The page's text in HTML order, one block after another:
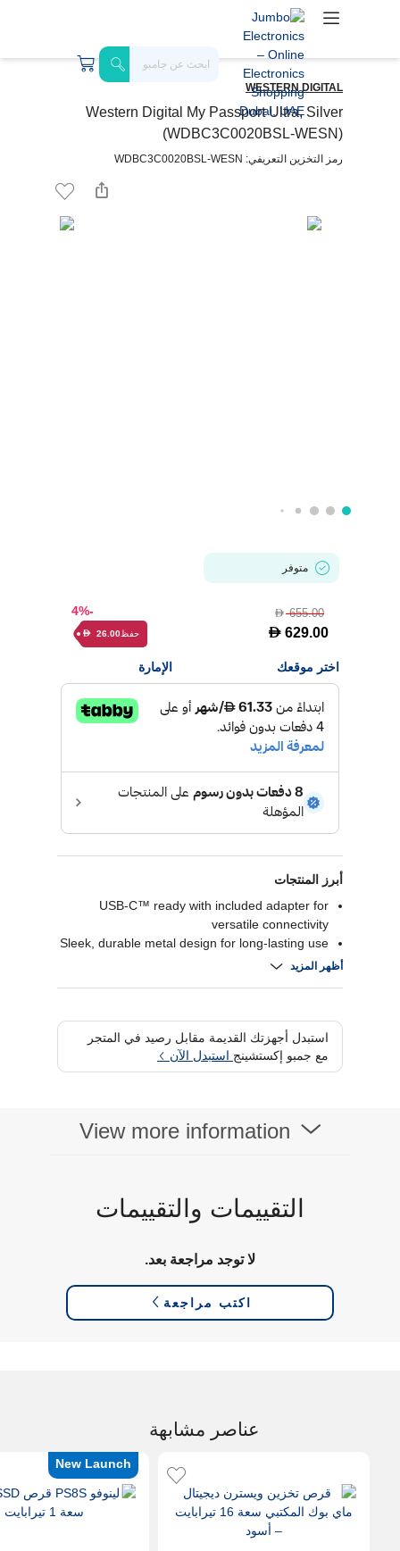
WESTERN DIGITAL
Western Digital My Passport Ultra, Silver
(WDBC3C0020BSL-WESN)
رمز التخزين التعريفي: WDBC3C0020BSL-WESN
متوفر
D655.00
D 629.00
-4%
حفظ D 26.00
اختر موقعك الإمارة
أبرز المنتجات
USB-C™ ready with included adapter for
versatile connectivity
Sleek, durable metal design for long-lasting use
Password protection with 256-bit AES
أظهر المزيد
استبدل أجهزتك القديمة مقابل رصيد في المتجر
مع جمبو إكستشينج استبدل الآن
View more information
التقييمات والتقييمات
لا توجد مراجعة بعد.
اكتب مراجعة
عناصر مشابهة
New Launch